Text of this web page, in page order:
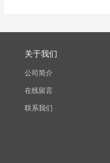
关于我们
公司简介
在线留言
联系我们